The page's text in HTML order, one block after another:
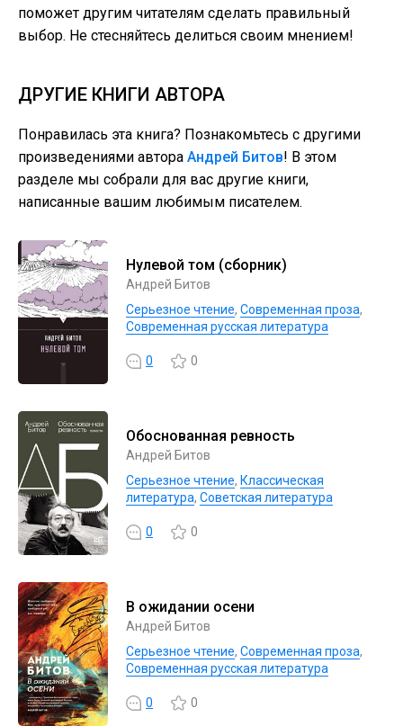
поможет другим читателям сделать правильный
выбор. Не стесняйтесь делиться своим мнением!
ДРУГИЕ КНИГИ АВТОРА
Понравилась эта книга? Познакомьтесь с другими
произведениями автора Андрей Битов! В этом
разделе мы собрали для вас другие книги,
написанные вашим любимым писателем.
Нулевой том (сборник)
Андрей Битов
Серьезное чтение, Современная проза,
Современная русская литература
0 0
Обоснованная ревность
Андрей Битов
Серьезное чтение, Классическая
литература, Советская литература
0 0
В ожидании осени
Андрей Битов
Серьезное чтение, Современная проза,
Современная русская литература
0 0